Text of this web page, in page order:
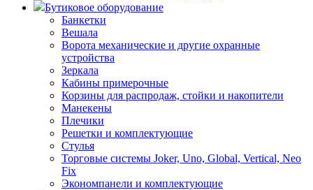
Бутиковое оборудование
Банкетки
Вешала
Ворота механические и другие охранные
устройства
Зеркала
Кабины примерочные
Корзины для распродаж, стойки и накопители
Манекены
Плечики
Решетки и комплектующие
Стулья
Торговые системы Joker, Uno, Global, Vertical, Neo
Fix
Экономпанели и комплектующие